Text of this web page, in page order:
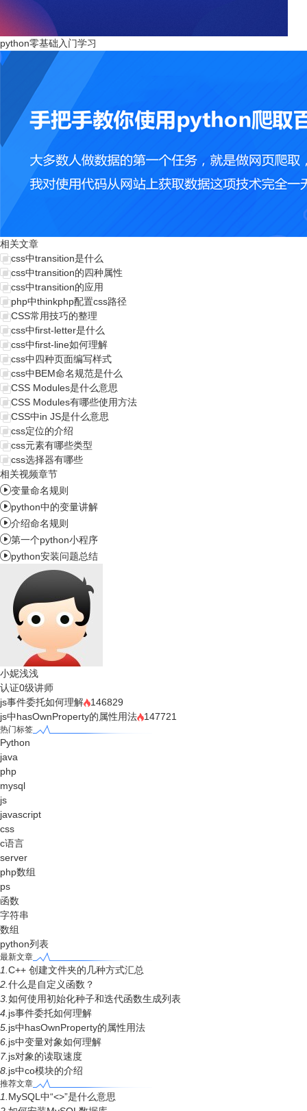
python零基础入门学习
相关文章
css中transition是什么
css中transition的四种属性
css中transition的应用
php中thinkphp配置css路径
CSS常用技巧的整理
css中first-letter是什么
css中first-line如何理解
css中四种页面编写样式
css中BEM命名规范是什么
CSS Modules是什么意思
CSS Modules有哪些使用方法
CSS中in JS是什么意思
css定位的介绍
css元素有哪些类型
css选择器有哪些
相关视频章节
变量命名规则
python中的变量讲解
介绍命名规则
第一个python小程序
python安装问题总结
小妮浅浅
认证0级讲师
js事件委托如何理解
146829
js中hasOwnProperty的属性用法
147721
热门标签
Python
java
php
mysql
js
javascript
css
c语言
server
php数组
ps
函数
字符串
数组
python列表
最新文章
1. C++ 创建文件夹的几种方式汇总
2. 什么是自定义函数？
3. 如何使用初始化种子和迭代函数生成列表
4. js事件委托如何理解
5. js中hasOwnProperty的属性用法
6. js中变量对象如何理解
7. js对象的读取速度
8. js中co模块的介绍
推荐文章
1. MySQL中“<>”是什么意思